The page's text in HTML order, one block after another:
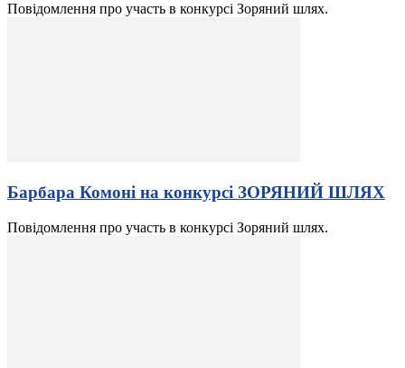
Повідомлення про участь в конкурсі Зоряний шлях.
Барбара Комоні на конкурсі ЗОРЯНИЙ ШЛЯХ
Повідомлення про участь в конкурсі Зоряний шлях.